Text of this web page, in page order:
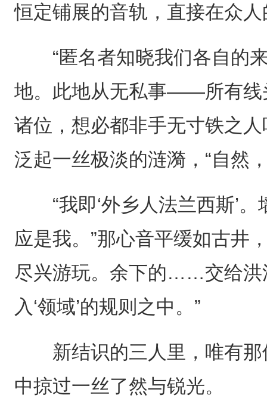
恒定铺展的音轨，直接在众
“匿名者知晓我们各自的来
地。此地从无私事——所有线
诸位，想必都非手无寸铁之
泛起一丝极淡的涟漪，“自然
“我即‘外乡人法兰西斯’。
应是我。”那心音平缓如古井
尽兴游玩。余下的……交给洪
入‘领域’的规则之中。”
新结识的三人里，唯有那
中掠过一丝了然与锐光。